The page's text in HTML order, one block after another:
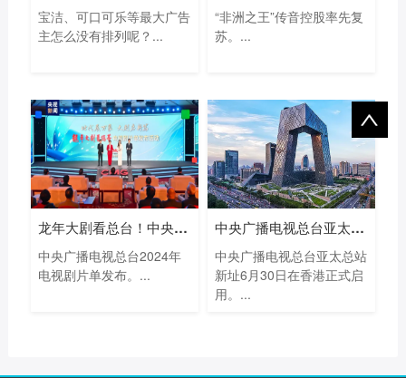
宝洁、可口可乐等最大广告
主怎么没有排列呢？...
“非洲之王”传音控股率先复
苏。...
龙年大剧看总台！中央广播电视总台202
中央广播电视总台2024年
电视剧片单发布。...
中央广播电视总台亚太总站新址启用
中央广播电视总台亚太总站
新址6月30日在香港正式启
用。...